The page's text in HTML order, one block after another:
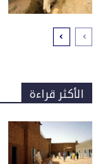
الأكثر قراءة